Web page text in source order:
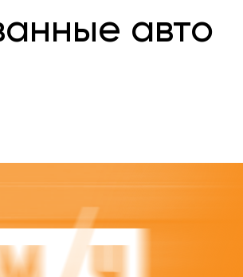
авто